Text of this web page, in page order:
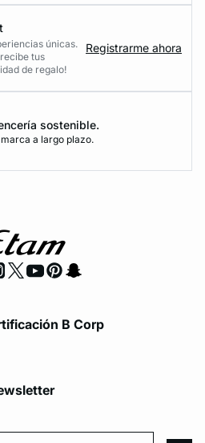
únicas.
tus
de regalo!
Registrarme ahora
sostenible.
a largo plazo.
B Corp